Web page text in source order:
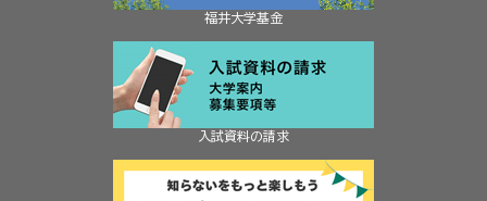
福井大学基金
入試資料の請求